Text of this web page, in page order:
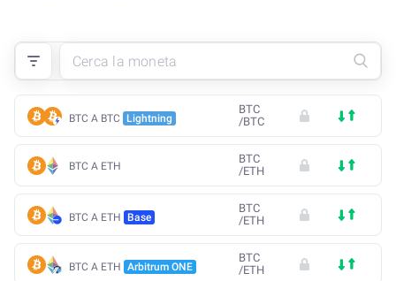
BTC A BTC Lightning
BTC
/BTC
BTC A ETH
BTC
/ETH
BTC A ETH Base
BTC
/ETH
BTC A ETH Arbitrum ONE
BTC
/ETH